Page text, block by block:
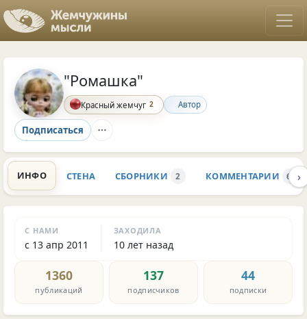
"Ромашка"
Красный жемчуг 2 Автор
Подписаться
ИНФО СТЕНА СБОРНИКИ 2 КОММЕНТАРИИ 6.7K
›
С НАМИ
с 13 апр 2011
ЗАХОДИЛА
10 лет назад
1360
публикаций
137
подписчиков
44
подписки